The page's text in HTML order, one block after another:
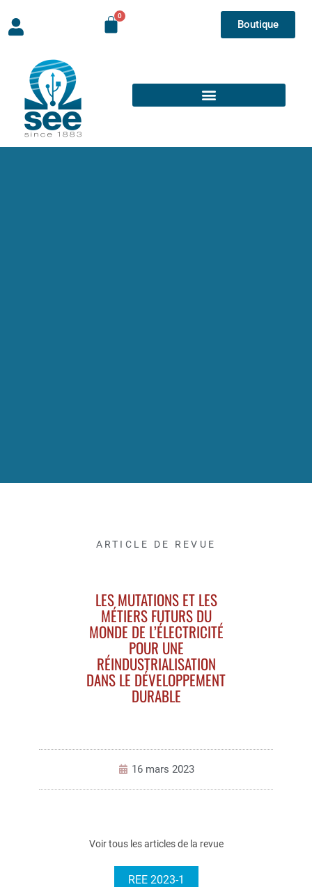
Boutique
ARTICLE DE REVUE
LES MUTATIONS ET LES
MÉTIERS FUTURS DU
MONDE DE L’ÉLECTRICITÉ
POUR UNE
RÉINDUSTRIALISATION
DANS LE DÉVELOPPEMENT
DURABLE
16 mars 2023
Voir tous les articles de la revue
REE 2023-1